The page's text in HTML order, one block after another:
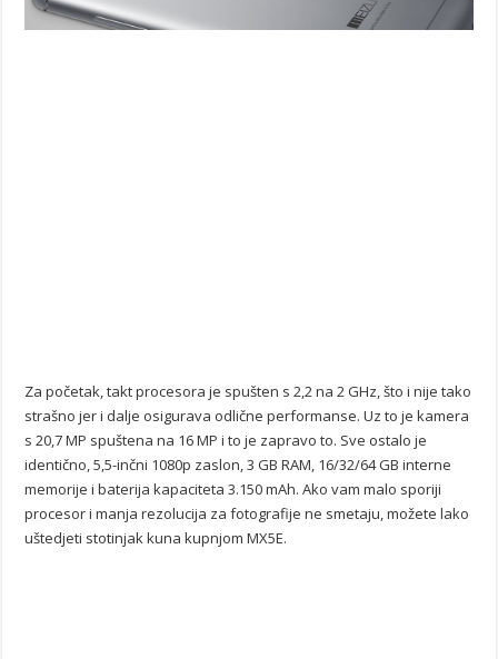
Za početak, takt procesora je spušten s 2,2 na 2 GHz, što i nije tako
strašno jer i dalje osigurava odlične performanse. Uz to je kamera
s 20,7 MP spuštena na 16 MP i to je zapravo to. Sve ostalo je
identično, 5,5-inčni 1080p zaslon, 3 GB RAM, 16/32/64 GB interne
memorije i baterija kapaciteta 3.150 mAh. Ako vam malo sporiji
procesor i manja rezolucija za fotografije ne smetaju, možete lako
uštedjeti stotinjak kuna kupnjom MX5E.